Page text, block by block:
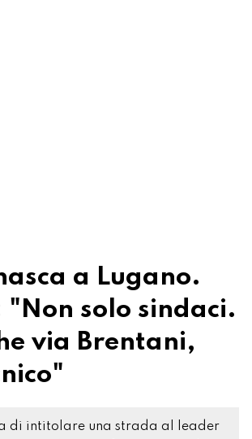
a Lugano.
solo sindaci.
via Brentani,
di intitolare una strada al leader